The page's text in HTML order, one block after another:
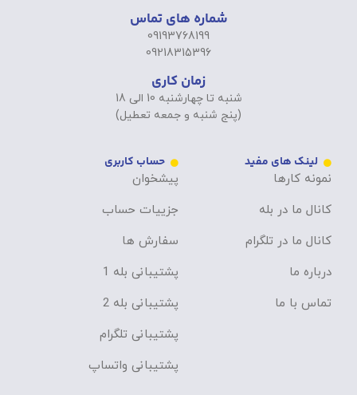
شماره های تماس
09193768199
09218315396
زمان کاری
شنبه تا چهارشنبه 10 الی 18
(پنج شنبه و جمعه تعطیل)
لینک های مفید
نمونه کارها
کانال ما در بله
کانال ما در تلگرام
درباره ما
تماس با ما
حساب کاربری
پیشخوان
جزییات حساب
سفارش ها
پشتیبانی بله 1
پشتیبانی بله 2
پشتیبانی تلگرام
پشتیبانی واتساپ